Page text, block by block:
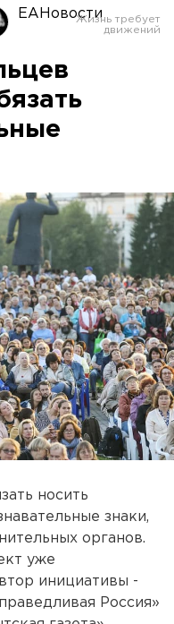
ЕАНовости
носить
знаки,
органов.
уже
инициативы -
Россия»